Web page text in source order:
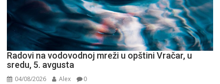
Radovi na vodovodnoj mreži u opštini Vračar, u
sredu, 5. avgusta
04/08/2026 Alex 0